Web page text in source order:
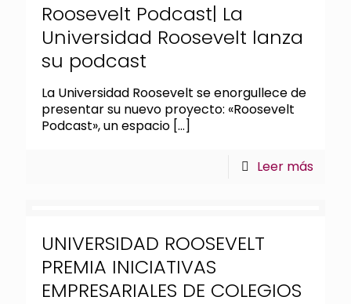
Roosevelt Podcast| La
Universidad Roosevelt lanza
su podcast
La Universidad Roosevelt se enorgullece de
presentar su nuevo proyecto: «Roosevelt
Podcast», un espacio […]
Leer más
UNIVERSIDAD ROOSEVELT
PREMIA INICIATIVAS
EMPRESARIALES DE COLEGIOS